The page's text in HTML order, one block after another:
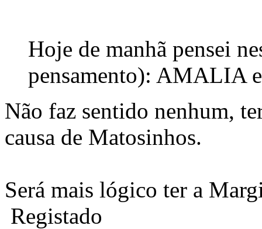
Hoje de manhã pensei
pensamento): AMALIA
Não faz sentido nenhum,
causa de Matosinhos.
Será mais lógico ter a
Registado